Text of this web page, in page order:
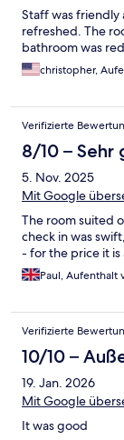
Staff was
refreshed. The
bathroom was
christopher,
Verifizierte
8/10 – Sehr
5. Nov. 2025
Mit Google
The room suited
check in was
- for the price it
Paul, Aufenthalt
Verifizierte
10/10 –
19. Jan. 2026
Mit Google
It was good